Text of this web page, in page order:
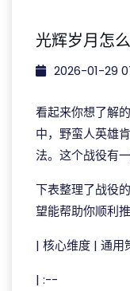
光辉岁月怎
2026-01-29
看起来你想了解
中，野蛮人英雄
法。这个战役有
下表整理了战役
望能帮助你顺利推
| 核心维度 | 通用
| :--